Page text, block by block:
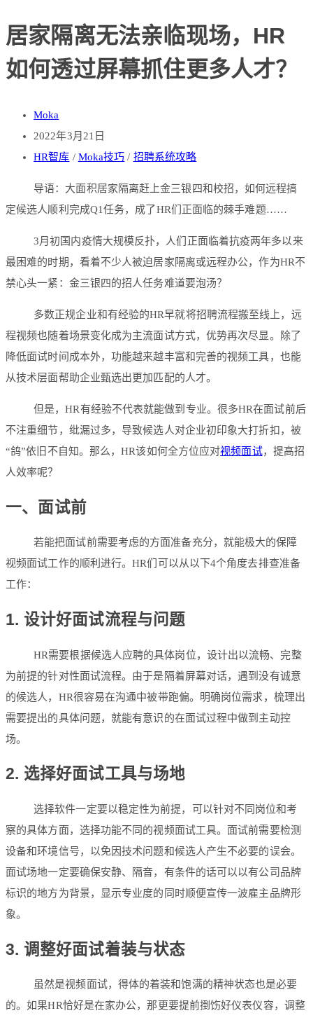
居家隔离无法亲临现场，HR
如何透过屏幕抓住更多人才？
Moka
2022年3月21日
HR智库 / Moka技巧 / 招聘系统攻略
​导语：大面积居家隔离赶上金三银四和校招，如何远程搞
定候选人顺利完成Q1任务，成了HR们正面临的棘手难题……
3月初国内疫情大规模反扑，人们正面临着抗疫两年多以来
最困难的时期，看着不少人被迫居家隔离或远程办公，作为HR不
禁心头一紧：金三银四的招人任务难道要泡汤？
多数正规企业和有经验的HR早就将招聘流程搬至线上，远
程视频也随着场景变化成为主流面试方式，优势再次尽显。除了
降低面试时间成本外，功能越来越丰富和完善的视频工具，也能
从技术层面帮助企业甄选出更加匹配的人才。
但是，HR有经验不代表就能做到专业。很多HR在面试前后
不注重细节，纰漏过多，导致候选人对企业初印象大打折扣，被
“鸽”依旧不自知。那么，HR该如何全方位应对视频面试，提高招
人效率呢？
一、面试前
若能把面试前需要考虑的方面准备充分，就能极大的保障
视频面试工作的顺利进行。HR们可以从以下4个角度去排查准备
工作：
1. 设计好面试流程与问题
HR需要根据候选人应聘的具体岗位，设计出以流畅、完整
为前提的针对性面试流程。由于是隔着屏幕对话，遇到没有诚意
的候选人，HR很容易在沟通中被带跑偏。明确岗位需求，梳理出
需要提出的具体问题，就能有意识的在面试过程中做到主动控
场。
2. 选择好面试工具与场地
选择软件一定要以稳定性为前提，可以针对不同岗位和考
察的具体方面，选择功能不同的视频面试工具。面试前需要检测
设备和环境信号，以免因技术问题和候选人产生不必要的误会。
面试场地一定要确保安静、隔音，有条件的话可以以有公司品牌
标识的地方为背景，显示专业度的同时顺便宣传一波雇主品牌形
象。
3. 调整好面试着装与状态
虽然是视频面试，得体的着装和饱满的精神状态也是必要
的。如果HR恰好是在家办公，那更要提前捯饬好仪表仪容，调整